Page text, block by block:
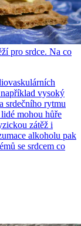
pro srdce. Na co
vysoký
srdečního rytmu
mohou hůře
zátěž i
alkoholu pak
se srdcem co